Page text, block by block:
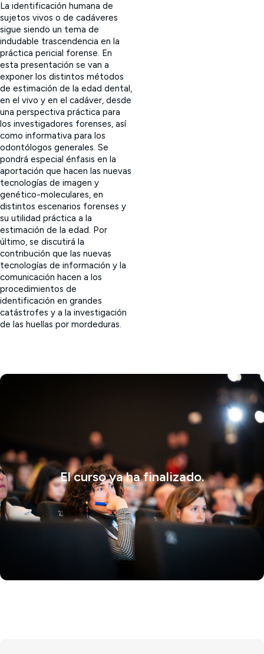
La identificación humana de
sujetos vivos o de cadáveres
sigue siendo un tema de
indudable trascendencia en la
práctica pericial forense. En
esta presentación se van a
exponer los distintos métodos
de estimación de la edad dental,
en el vivo y en el cadáver, desde
una perspectiva práctica para
los investigadores forenses, así
como informativa para los
odontólogos generales. Se
pondrá especial énfasis en la
aportación que hacen las nuevas
tecnologías de imagen y
genético-moleculares, en
distintos escenarios forenses y
su utilidad práctica a la
estimación de la edad. Por
último, se discutirá la
contribución que las nuevas
tecnologías de información y la
comunicación hacen a los
procedimientos de
identificación en grandes
catástrofes y a la investigación
de las huellas por mordeduras.
El curso ya ha finalizado.